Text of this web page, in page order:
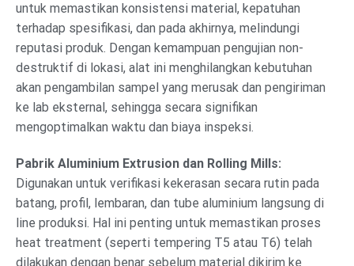
untuk memastikan konsistensi material, kepatuhan
terhadap spesifikasi, dan pada akhirnya, melindungi
reputasi produk. Dengan kemampuan pengujian non-
destruktif di lokasi, alat ini menghilangkan kebutuhan
akan pengambilan sampel yang merusak dan pengiriman
ke lab eksternal, sehingga secara signifikan
mengoptimalkan waktu dan biaya inspeksi.
Pabrik Aluminium Extrusion dan Rolling Mills:
Digunakan untuk verifikasi kekerasan secara rutin pada
batang, profil, lembaran, dan tube aluminium langsung di
line produksi. Hal ini penting untuk memastikan proses
heat treatment (seperti tempering T5 atau T6) telah
dilakukan dengan benar sebelum material dikirim ke